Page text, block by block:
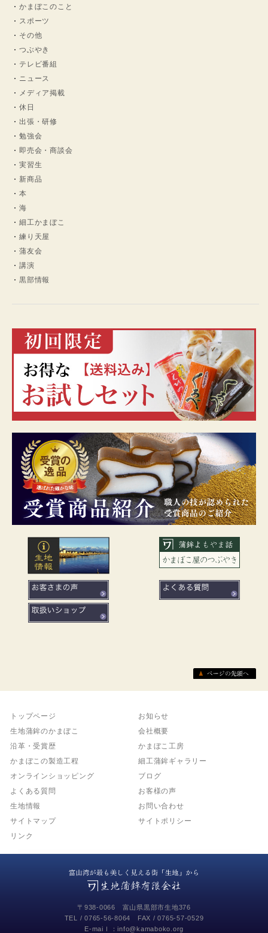
かまぼこのこと
スポーツ
その他
つぶやき
テレビ番組
ニュース
メディア掲載
休日
出張・研修
勉強会
即売会・商談会
実習生
新商品
本
海
細工かまぼこ
練り天屋
蒲友会
講演
黒部情報
トップページ
お知らせ
生地蒲鉾のかまぼこ
会社概要
沿革・受賞歴
かまぼこ工房
かまぼこの製造工程
細工蒲鉾ギャラリー
オンラインショッピング
ブログ
よくある質問
お客様の声
生地情報
お問い合わせ
サイトマップ
サイトポリシー
リンク
〒938-0066 富山県黒部市生地376
TEL /0765-56-8064 FAX / 0765-57-0529
E-maiｌ：info@kamaboko.org